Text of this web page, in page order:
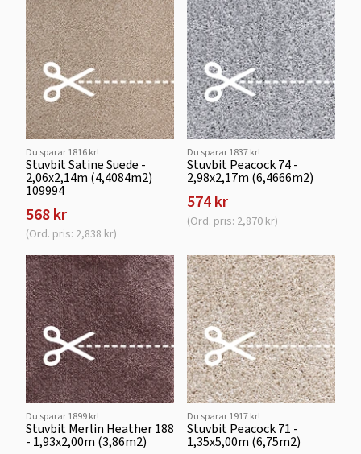
Du sparar 1816 kr!
Stuvbit Satine Suede -
2,06x2,14m (4,4084m2)
109994
568 kr
(Ord. pris: 2,838 kr)
Du sparar 1837 kr!
Stuvbit Peacock 74 -
2,98x2,17m (6,4666m2)
574 kr
(Ord. pris: 2,870 kr)
Du sparar 1899 kr!
Stuvbit Merlin Heather 188
- 1,93x2,00m (3,86m2)
Du sparar 1917 kr!
Stuvbit Peacock 71 -
1,35x5,00m (6,75m2)